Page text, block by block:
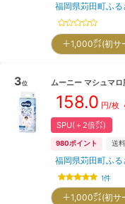
福岡県苅田町ふ
＋1,000㌽(初
3位 ムーニー マシュマ
158.0 円/枚
SPU(＋2倍㌽)
980ポイント 送
福岡県苅田町ふ
1件
＋1,000㌽(初